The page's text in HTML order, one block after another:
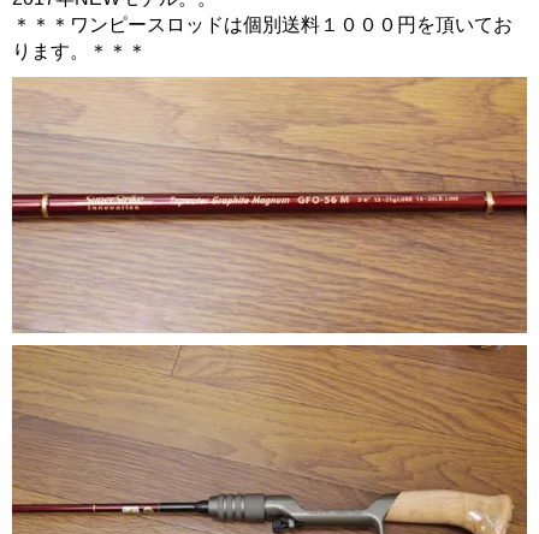
＊＊＊ワンピースロッドは個別送料１０００円を頂いてお
ります。＊＊＊